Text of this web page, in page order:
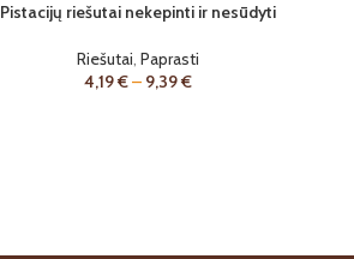
Pistacijų riešutai nekepinti ir nesūdyti
Riešutai, Paprasti
4,19€– 9,39€